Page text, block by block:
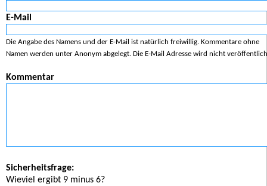
E-Mail
Die Angabe des Namens und der E-Mail ist natürlich freiwillig. Kommentare ohne
Namen werden unter Anonym abgelegt. Die E-Mail Adresse wird nicht
Kommentar
Sicherheitsfrage:
Wieviel ergibt 9 minus 6?